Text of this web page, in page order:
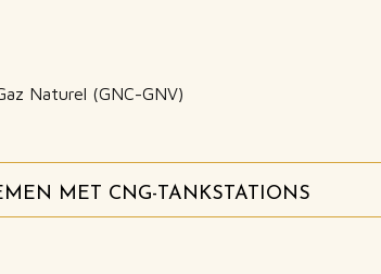
Naturel (GNC-GNV)
MET CNG-TANKSTATIONS